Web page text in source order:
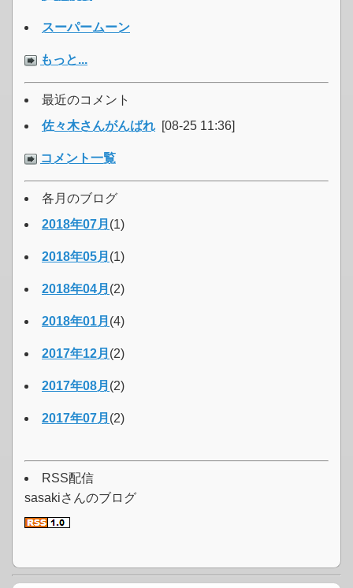
スーパームーン
もっと...
最近のコメント
佐々木さんがんばれ [08-25 11:36]
コメント一覧
各月のブログ
2018年07月 (1)
2018年05月 (1)
2018年04月 (2)
2018年01月 (4)
2017年12月 (2)
2017年08月 (2)
2017年07月 (2)
RSS配信
sasakiさんのブログ